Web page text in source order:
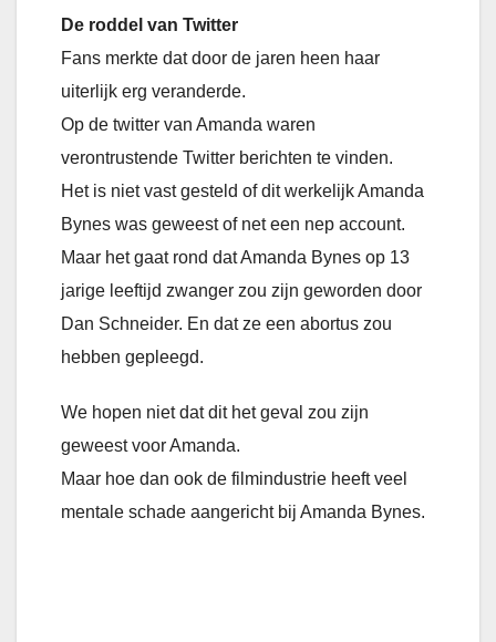
De roddel van Twitter
Fans merkte dat door de jaren heen haar
uiterlijk erg veranderde.
Op de twitter van Amanda waren
verontrustende Twitter berichten te vinden.
Het is niet vast gesteld of dit werkelijk Amanda
Bynes was geweest of net een nep account.
Maar het gaat rond dat Amanda Bynes op 13
jarige leeftijd zwanger zou zijn geworden door
Dan Schneider. En dat ze een abortus zou
hebben gepleegd.
We hopen niet dat dit het geval zou zijn
geweest voor Amanda.
Maar hoe dan ook de filmindustrie heeft veel
mentale schade aangericht bij Amanda Bynes.